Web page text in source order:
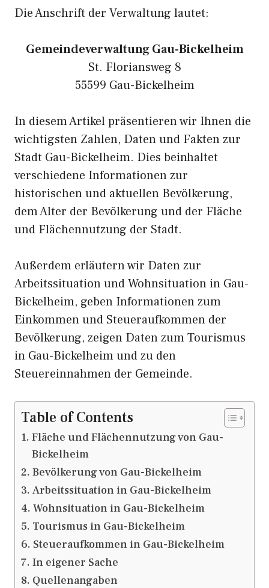
Die Anschrift der Verwaltung lautet:
Gemeindeverwaltung Gau-Bickelheim
St. Floriansweg 8
55599 Gau-Bickelheim
In diesem Artikel präsentieren wir Ihnen die
wichtigsten Zahlen, Daten und Fakten zur
Stadt Gau-Bickelheim. Dies beinhaltet
verschiedene Informationen zur
historischen und aktuellen Bevölkerung,
dem Alter der Bevölkerung und der Fläche
und Flächennutzung der Stadt.
Außerdem erläutern wir Daten zur
Arbeitssituation und Wohnsituation in Gau-
Bickelheim, geben Informationen zum
Einkommen und Steueraufkommen der
Bevölkerung, zeigen Daten zum Tourismus
in Gau-Bickelheim und zu den
Steuereinnahmen der Gemeinde.
Table of Contents
Fläche und Flächennutzung von Gau-
Bickelheim
Bevölkerung von Gau-Bickelheim
Arbeitssituation in Gau-Bickelheim
Wohnsituation in Gau-Bickelheim
Tourismus in Gau-Bickelheim
Steueraufkommen in Gau-Bickelheim
In eigener Sache
Quellenangaben